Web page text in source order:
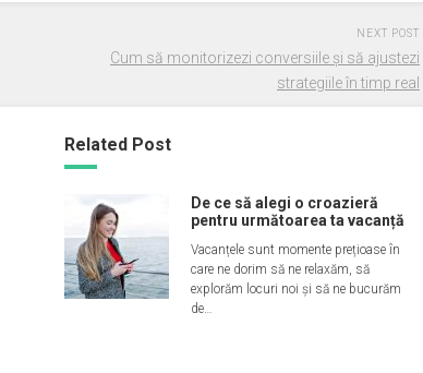
NEXT POST
Cum să monitorizezi conversiile și să ajustezi
strategiile în timp real
Related Post
De ce să alegi o croazieră
pentru următoarea ta vacanță
Vacanțele sunt momente prețioase în
care ne dorim să ne relaxăm, să
explorăm locuri noi și să ne bucurăm
de…